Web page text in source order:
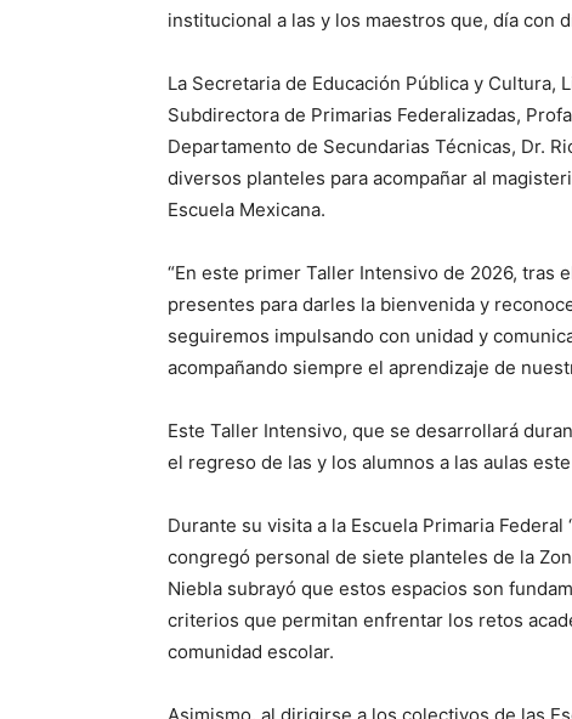
institucional a las y los maestros que, día con
La Secretaria de Educación Pública y Cultura,
Subdirectora de Primarias Federalizadas,
Departamento de Secundarias Técnicas, Dr.
diversos planteles para acompañar al
Escuela Mexicana.
“En este primer Taller Intensivo de 2026, tras
presentes para darles la bienvenida y
seguiremos impulsando con unidad y
acompañando siempre el aprendizaje de
Este Taller Intensivo, que se desarrollará
el regreso de las y los alumnos a las aulas
Durante su visita a la Escuela Primaria
congregó personal de siete planteles de la
Niebla subrayó que estos espacios son
criterios que permitan enfrentar los retos
comunidad escolar.